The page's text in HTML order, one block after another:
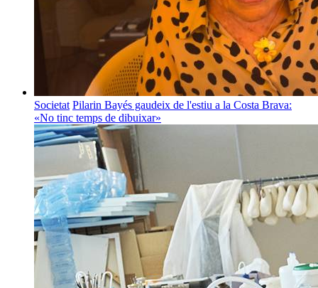
Societat Pilarin Bayés gaudeix de l'estiu a la Costa Brava:
«No tinc temps de dibuixar»